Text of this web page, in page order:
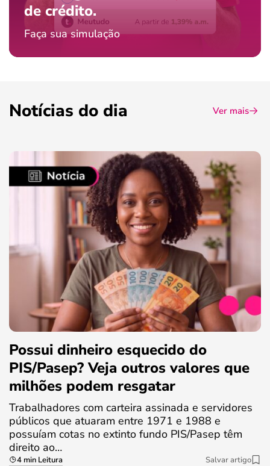
de crédito.
Faça sua simulação
Notícias do dia Ver mais
Possui dinheiro esquecido do
PIS/Pasep? Veja outros valores que
milhões podem resgatar
Trabalhadores com carteira assinada e servidores
públicos que atuaram entre 1971 e 1988 e
possuíam cotas no extinto fundo PIS/Pasep têm
direito ao…
4 min Leitura Salvar artigo